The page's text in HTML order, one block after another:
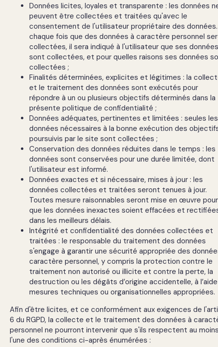
Données licites, loyales et transparente : les données
peuvent être collectées et traitées qu'avec le
consentement de l'utilisateur propriétaire des
chaque fois que des données à caractère personnel
collectées, il sera indiqué à l'utilisateur que ses données
sont collectées, et pour quelles raisons ses données
collectées ;
Finalités déterminées, explicites et légitimes : la
et le traitement des données sont exécutés pour
répondre à un ou plusieurs objectifs déterminés dans la
présente politique de confidentialité ;
Données adéquates, pertinentes et limitées : seules les
données nécessaires à la bonne exécution des
poursuivis par le site sont collectées ;
Conservation des données réduites dans le temps : les
données sont conservées pour une durée limitée, dont
l'utilisateur est informé.
Données exactes et si nécessaire, mises à jour : les
données collectées et traitées seront tenues à jour.
Toutes mesure raisonnables seront mise en œuvre pour
que les données inexactes soient effacées et
dans les meilleurs délais.
Intégrité et confidentialité des données collectées et
traitées : le responsable du traitement des données
s'engage à garantir une sécurité appropriée des
caractère personnel, y compris la protection contre le
traitement non autorisé ou illicite et contre la perte, la
destruction ou les dégâts d’origine accidentelle, à
mesures techniques ou organisationnelles appropriées.
Afin d'être licites, et ce conformément aux exigences de
6 du RGPD, la collecte et le traitement des données à
personnel ne pourront intervenir que s'ils respectent au
l'une des conditions ci-après énumérées :
fonctionnalités
risquent de ne
pas s’afficher
correctement.
Cookies
marketing
Ces cookies
nous aident à
adapter notre
communication
et à vous
proposer des
contenus
susceptibles de
mieux
correspondre à
vos besoins.